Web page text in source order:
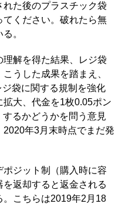
た後のプラスチック袋
ください。破れたら無
。
解を得た結果、レジ袋
うした成果を踏まえ、
袋に関する規制を強化
拡大、代金を1枚0.05ポン
るかどうかを問う意見
年3月末時点でまだ発
ジット制（購入時に容
返却すると返金される
こちらは2019年2月18